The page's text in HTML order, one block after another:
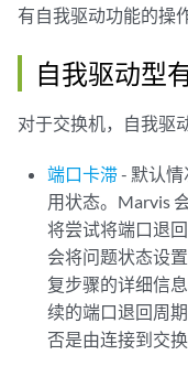
有自我驱动功能的操
自我驱动型
对于交换机，自我驱
端口卡滞- 默认
用状态。Marvis
将尝试将端口退
会将问题状态设
复步骤的详细信
续的端口退回周
否是由连接到交